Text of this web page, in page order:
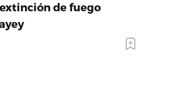
de fuego